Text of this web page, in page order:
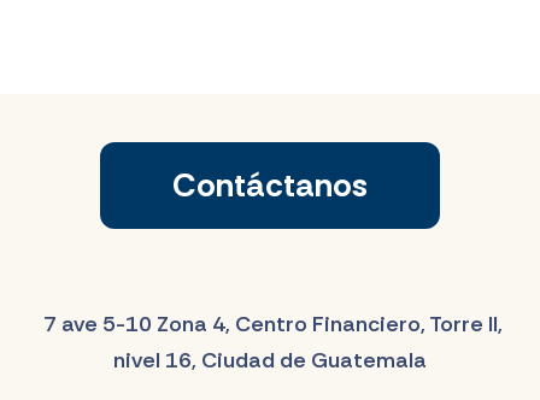
Contáctanos
7 ave 5-10 Zona 4, Centro Financiero, Torre II,
nivel 16, Ciudad de Guatemala